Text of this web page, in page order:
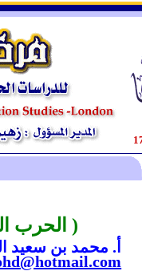
( الحرب
أ. محمد بن سعيد